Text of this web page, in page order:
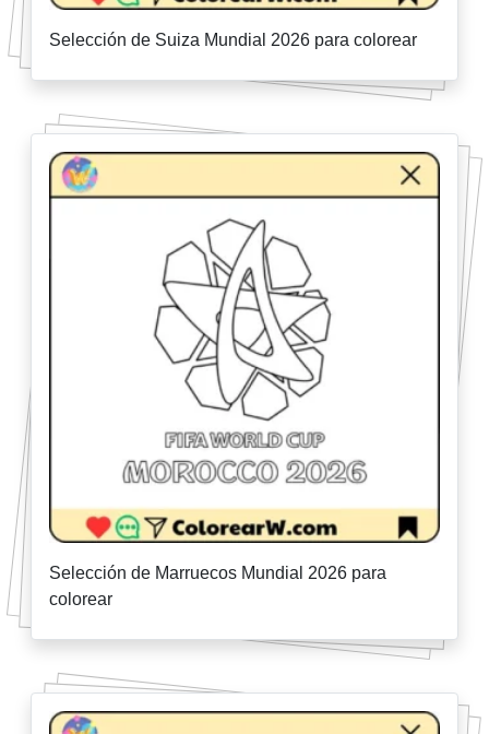
Selección de Suiza Mundial 2026 para colorear
Selección de Marruecos Mundial 2026 para
colorear